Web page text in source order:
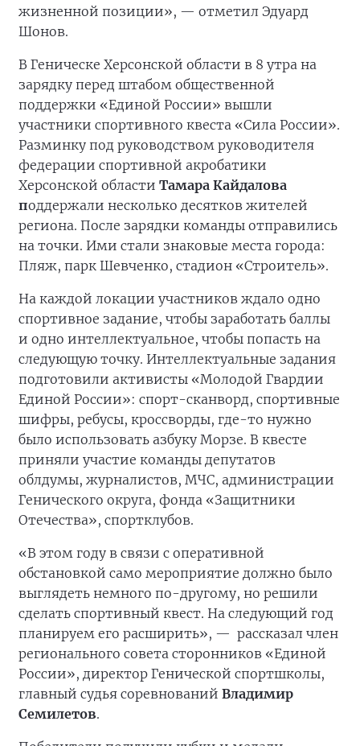
жизненной позиции», — отметил Эдуард
Шонов.
В Геническе Херсонской области в 8 утра на
зарядку перед штабом общественной
поддержки «Единой России» вышли
участники спортивного квеста «Сила России».
Разминку под руководством руководителя
федерации спортивной акробатики
Херсонской области Тамара Кайдалова
поддержали несколько десятков жителей
региона. После зарядки команды отправились
на точки. Ими стали знаковые места города:
Пляж, парк Шевченко, стадион «Строитель».
На каждой локации участников ждало одно
спортивное задание, чтобы заработать баллы
и одно интеллектуальное, чтобы попасть на
следующую точку. Интеллектуальные задания
подготовили активисты «Молодой Гвардии
Единой России»: спорт-сканворд, спортивные
шифры, ребусы, кроссворды, где-то нужно
было использовать азбуку Морзе. В квесте
приняли участие команды депутатов
облдумы, журналистов, МЧС, администрации
Генического округа, фонда «Защитники
Отечества», спортклубов.
«В этом году в связи с оперативной
обстановкой само мероприятие должно было
выглядеть немного по-другому, но решили
сделать спортивный квест. На следующий год
планируем его расширить», — рассказал член
регионального совета сторонников «Единой
России», директор Генической спортшколы,
главный судья соревнований Владимир
Семилетов.